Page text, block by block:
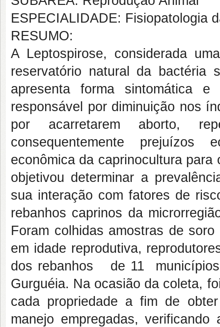
ESPECIALIDADE: Fisiopatologia
RESUMO:
A Leptospirose, considerada
reservatório natural da bactéria
apresenta forma sintomática
responsável por diminuição nos
por acarretarem aborto,
consequentemente prejuízos
econômica da caprinocultura
objetivou determinar a
sua interação com fatores de
rebanhos caprinos da
Foram colhidas amostras de
em idade reprodutiva,
dos rebanhos de 11 municípios
Gurguéia. Na ocasião da coleta,
cada propriedade a fim de
manejo empregadas,